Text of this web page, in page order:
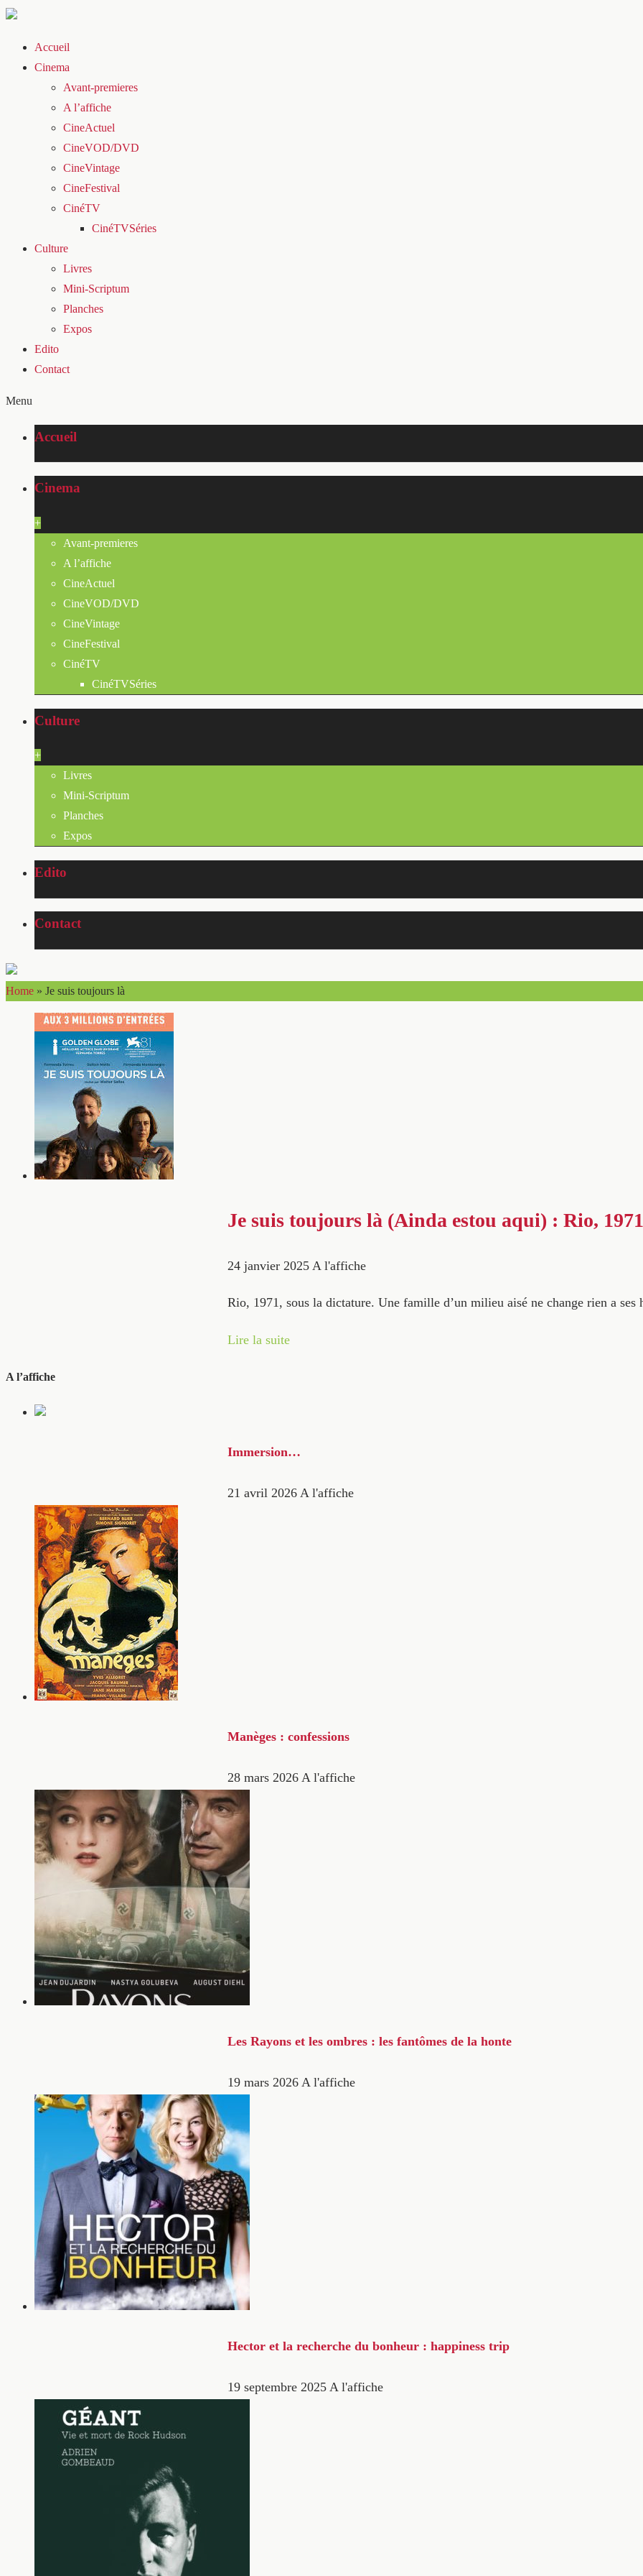
Accueil
Cinema
Avant-premieres
A l’affiche
CineActuel
CineVOD/DVD
CineVintage
CineFestival
CinéTV
CinéTVSéries
Culture
Livres
Mini-Scriptum
Planches
Expos
Edito
Contact
Menu
Accueil
Cinema
+
Avant-premieres
A l’affiche
CineActuel
CineVOD/DVD
CineVintage
CineFestival
CinéTV
CinéTVSéries
Culture
+
Livres
Mini-Scriptum
Planches
Expos
Edito
Contact
Home » Je suis toujours là
Je suis toujours là (Ainda estou aqui) : Rio, 1971
24 janvier 2025 A l'affiche
Rio, 1971, sous la dictature. Une famille d’un milieu aisé ne change rien a
Lire la suite
A l’affiche
Immersion…
21 avril 2026 A l'affiche
Manèges : confessions
28 mars 2026 A l'affiche
Les Rayons et les ombres : les fantômes de la honte
19 mars 2026 A l'affiche
Hector et la recherche du bonheur : happiness trip
19 septembre 2025 A l'affiche